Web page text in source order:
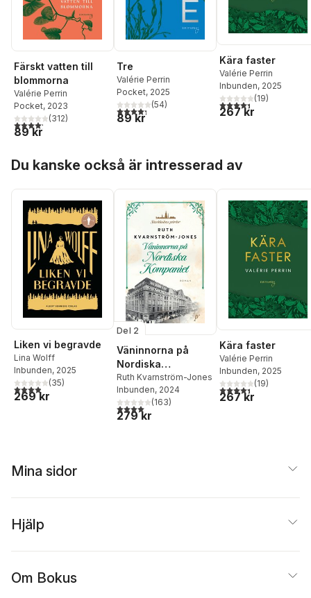
Färskt vatten till
blommorna
Valérie Perrin
Pocket, 2023
4,2utav 5 stjärnor. Totalt antal röster:
(312)
89 kr
Tre
Valérie Perrin
Pocket, 2025
4,3utav 5 stjärnor. Totalt antal röster:
(54)
89 kr
Kära faster
Valérie Perrin
Inbunden, 2025
4,4utav 5 stjärnor.
(19)
267 kr
Du kanske också är intresserad av
Liken vi begravde
Lina Wolff
Inbunden, 2025
3,9utav 5 stjärnor. Totalt antal röster:
(35)
269 kr
Del 2
Väninnorna på
Nordiska
Kompaniet
Ruth Kvarnström-Jones
Inbunden, 2024
4,0utav 5 stjärnor. Totalt antal röster:
(163)
279 kr
Kära faster
Valérie Perrin
Inbunden, 2025
4,4utav 5 stjärnor.
(19)
267 kr
Mina sidor
Hjälp
Om Bokus